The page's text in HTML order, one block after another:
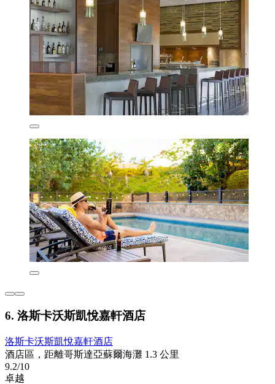
6. 洛斯卡沃斯凱悅嘉軒酒店
洛斯卡沃斯凱悅嘉軒酒店
酒店區，距離哥斯達亞蘇爾海灘 1.3 公里
9.2/10
卓越